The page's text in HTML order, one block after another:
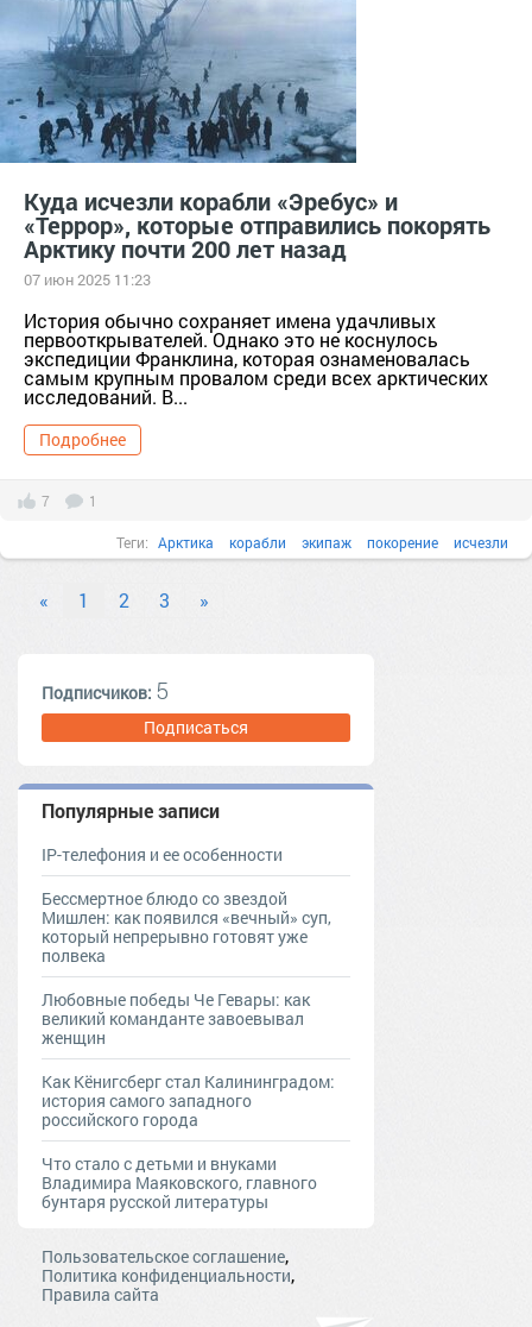
Куда исчезли корабли «Эребус» и
«Террор», которые отправились покорять
Арктику почти 200 лет назад
07 июн 2025 11:23
История обычно сохраняет имена удачливых
первооткрывателей. Однако это не коснулось
экспедиции Франклина, которая ознаменовалась
самым крупным провалом среди всех арктических
исследований. В...
Подробнее
7 1
Теги: Арктика корабли экипаж покорение исчезли
« 1 2 3 »
Подписчиков: 5
Подписаться
Популярные записи
IP-телефония и ее особенности
Бессмертное блюдо со звездой
Мишлен: как появился «вечный» суп,
который непрерывно готовят уже
полвека
Любовные победы Че Гевары: как
великий команданте завоевывал
женщин
Как Кёнигсберг стал Калининградом:
история самого западного
российского города
Что стало с детьми и внуками
Владимира Маяковского, главного
бунтаря русской литературы
Пользовательское соглашение,
Политика конфиденциальности,
Правила сайта